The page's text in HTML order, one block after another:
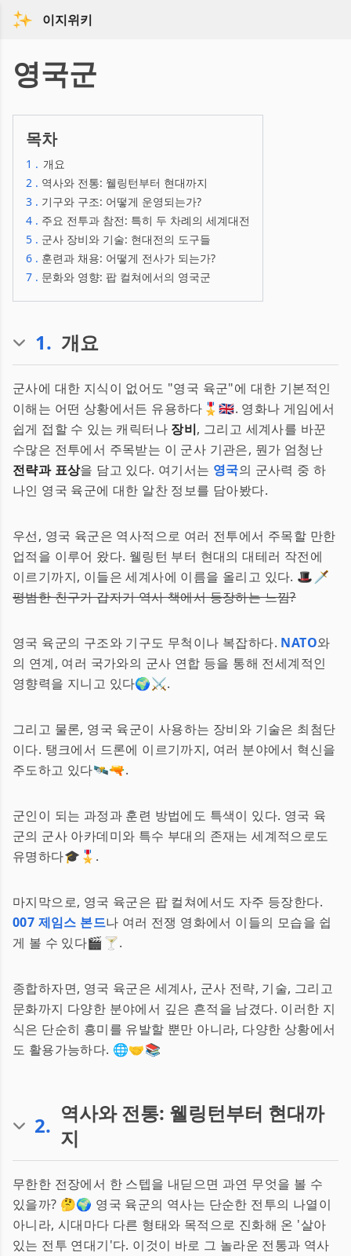
이지위키
영국군
목차
1 . 개요
2 . 역사와 전통: 웰링턴부터 현대까지
3 . 기구와 구조: 어떻게 운영되는가?
4 . 주요 전투과 참전: 특히 두 차례의 세계대전
5 . 군사 장비와 기술: 현대전의 도구들
6 . 훈련과 채용: 어떻게 전사가 되는가?
7 . 문화와 영향: 팝 컬쳐에서의 영국군
1. 개요
군사에 대한 지식이 없어도 "영국 육군"에 대한 기본적인
이해는 어떤 상황에서든 유용하다🎖️🇬🇧. 영화나 게임에서
쉽게 접할 수 있는 캐릭터나 장비, 그리고 세계사를 바꾼
수많은 전투에서 주목받는 이 군사 기관은, 뭔가 엄청난
전략과 표상을 담고 있다. 여기서는 영국의 군사력 중 하
나인 영국 육군에 대한 알찬 정보를 담아봤다.
우선, 영국 육군은 역사적으로 여러 전투에서 주목할 만한
업적을 이루어 왔다. 웰링턴 부터 현대의 대테러 작전에
이르기까지, 이들은 세계사에 이름을 올리고 있다. 🎩🗡️
평범한 친구가 갑자기 역사 책에서 등장하는 느낌?
영국 육군의 구조와 기구도 무척이나 복잡하다. NATO와
의 연계, 여러 국가와의 군사 연합 등을 통해 전세계적인
영향력을 지니고 있다🌍⚔️.
그리고 물론, 영국 육군이 사용하는 장비와 기술은 최첨단
이다. 탱크에서 드론에 이르기까지, 여러 분야에서 혁신을
주도하고 있다🛰️🔫.
군인이 되는 과정과 훈련 방법에도 특색이 있다. 영국 육
군의 군사 아카데미와 특수 부대의 존재는 세계적으로도
유명하다🎓🎖️.
마지막으로, 영국 육군은 팝 컬쳐에서도 자주 등장한다.
007 제임스 본드나 여러 전쟁 영화에서 이들의 모습을 쉽
게 볼 수 있다🎬🍸.
종합하자면, 영국 육군은 세계사, 군사 전략, 기술, 그리고
문화까지 다양한 분야에서 깊은 흔적을 남겼다. 이러한 지
식은 단순히 흥미를 유발할 뿐만 아니라, 다양한 상황에서
도 활용가능하다. 🌐🤝📚
2. 역사와 전통: 웰링턴부터 현대까
지
무한한 전장에서 한 스텝을 내딛으면 과연 무엇을 볼 수
있을까? 🤔🌍 영국 육군의 역사는 단순한 전투의 나열이
아니라, 시대마다 다른 형태와 목적으로 진화해 온 '살아
있는 전투 연대기'다. 이것이 바로 그 놀라운 전통과 역사